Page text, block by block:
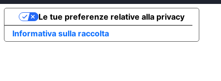
Informativa sulla raccolta
Le tue preferenze relative alla privacy